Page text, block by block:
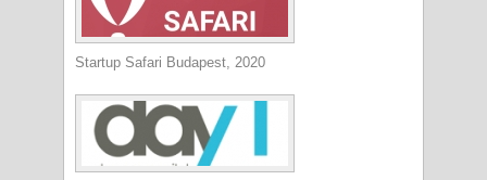
Startup Safari Budapest, 2020